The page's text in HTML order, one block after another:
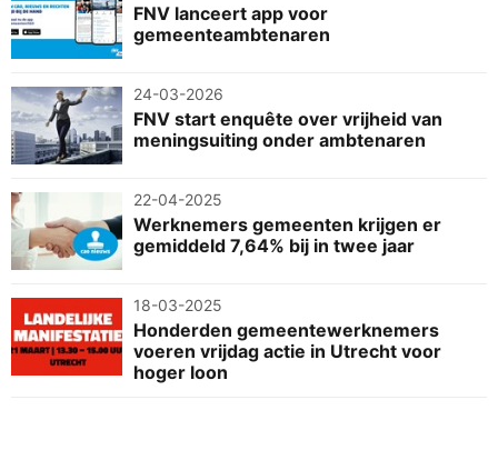
FNV lanceert app voor
gemeenteambtenaren
24-03-2026
FNV start enquête over vrijheid van
meningsuiting onder ambtenaren
22-04-2025
Werknemers gemeenten krijgen er
gemiddeld 7,64% bij in twee jaar
18-03-2025
Honderden gemeentewerknemers
voeren vrijdag actie in Utrecht voor
hoger loon